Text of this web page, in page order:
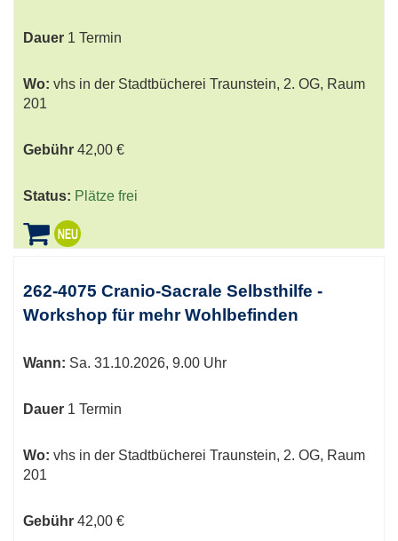
Dauer 1 Termin
Wo: vhs in der Stadtbücherei Traunstein, 2. OG, Raum
201
Gebühr 42,00 €
Status: Plätze frei
262-4075 Cranio-Sacrale Selbsthilfe -
Workshop für mehr Wohlbefinden
Wann: Sa. 31.10.2026, 9.00 Uhr
Dauer 1 Termin
Wo: vhs in der Stadtbücherei Traunstein, 2. OG, Raum
201
Gebühr 42,00 €